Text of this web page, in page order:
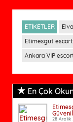
ETİKETLER
Etimesgut escort
Ankara VIP
En Çok
28 Aralık